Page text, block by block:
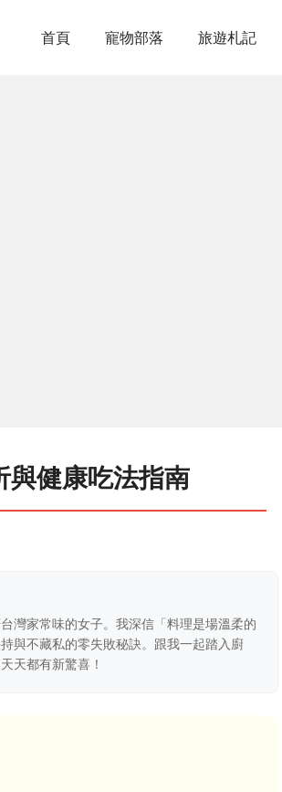
首頁 寵物部落 旅遊札記
與健康吃法指南
灣家常味的女子。我深信「料理是場溫柔的
與不藏私的零失敗秘訣。跟我一起踏入廚
天都有新驚喜！